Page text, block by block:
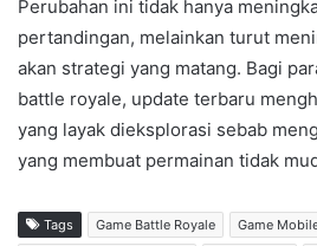
Perubahan ini tidak hanya
pertandingan, melainkan turut
akan strategi yang matang. Bagi
battle royale, update terbaru
yang layak dieksplorasi sebab
yang membuat permainan tidak
Tags Game Battle Royale
Game